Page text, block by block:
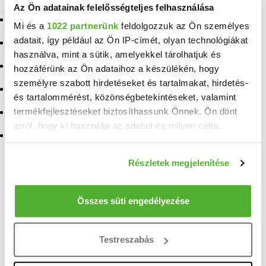
Az Ön adatainak felelősségteljes felhasználása
Mi és a 1022 partnerünk feldolgozzuk az Ön személyes
adatait, így például az Ön IP-címét, olyan technológiákat
használva, mint a sütik, amelyekkel tárolhatjuk és
hozzáférünk az Ön adataihoz a készülékén, hogy
személyre szabott hirdetéseket és tartalmakat, hirdetés-
és tartalommérést, közönségbetekintéseket, valamint
termékfejlesztéseket biztosíthassunk Önnek. Ön dönt
arról, hogy ki használja az adatait és milyen célra.
Információgyűjtés az Ön földrajzi elhelyezkedéséről
pár méteres pontossággal
Az Ön készülékén beazonosítása annak konkrét
módjairól és adja meg preferenciáit a
pontban. Bármikor módosíthatja vagy visszavonhatja a
Részletek megjelenítése
Összes süti engedélyezése
Testreszabás
Eladó ingatlan Nagygyimót
Eladó ingatlan Tiszacsege
Eladó ingatlan Mezőlak
Eladó ingatlan Vanyola
Eladó ingatlan
Szentkirályszabadja
Eladó ingatlan Szentgál
Eladó ingatlan Külsővat
Eladó ingatlan Úrkút
Eladó ingatlan Ukk
Eladó ingatlan Tihany
+36 70 465
TELEFONSZÁM FELFEDÉSE
Balás Zoltán